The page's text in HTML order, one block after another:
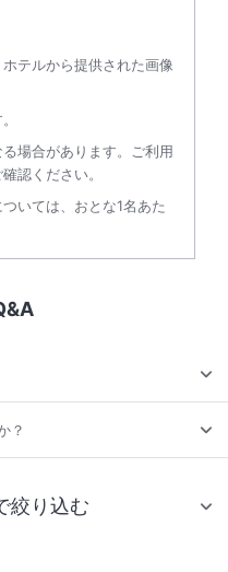
テルから提供された画像
場合があります。ご利用
認ください。
いては、おとな1名あた
？
絞り込む